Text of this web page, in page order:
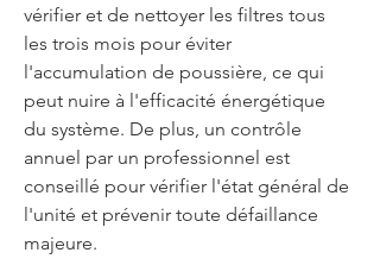
vérifier et de nettoyer les filtres tous
les trois mois pour éviter
l'accumulation de poussière, ce qui
peut nuire à l'efficacité énergétique
du système. De plus, un contrôle
annuel par un professionnel est
conseillé pour vérifier l'état général de
l'unité et prévenir toute défaillance
majeure.